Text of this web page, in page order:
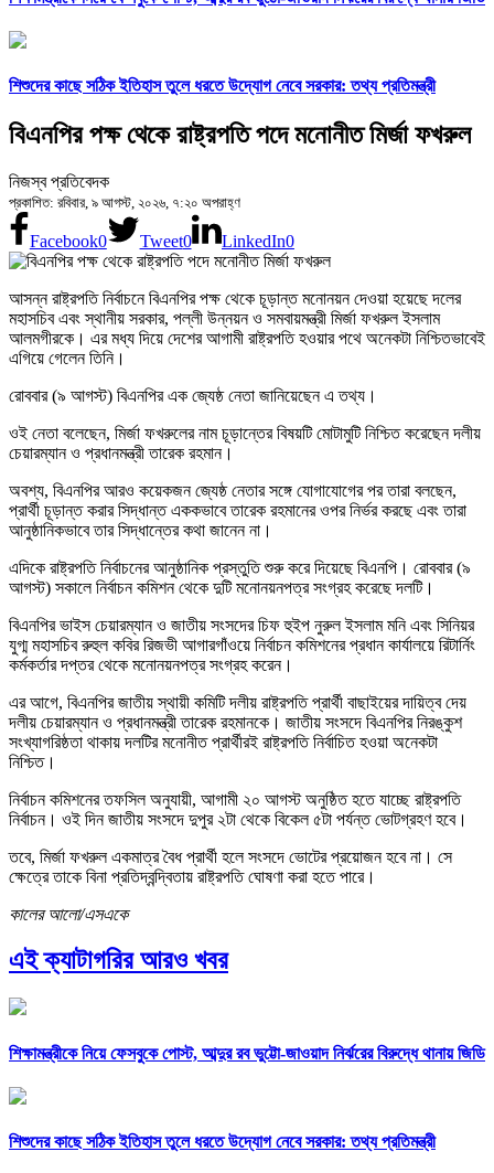
শিশুদের কাছে সঠিক ইতিহাস তুলে ধরতে উদ্যোগ নেবে সরকার: তথ্য প্রতিমন্ত্রী
বিএনপির পক্ষ থেকে রাষ্ট্রপতি পদে মনোনীত মির্জা ফখরুল
নিজস্ব প্রতিবেদক
প্রকাশিত: রবিবার, ৯ আগস্ট, ২০২৬, ৭:২০ অপরাহ্ণ
Facebook0 Tweet0 LinkedIn0
আসন্ন রাষ্ট্রপতি নির্বাচনে বিএনপির পক্ষ থেকে চূড়ান্ত মনোনয়ন দেওয়া হয়েছে দলের
মহাসচিব এবং স্থানীয় সরকার, পল্লী উন্নয়ন ও সমবায়মন্ত্রী মির্জা ফখরুল ইসলাম
আলমগীরকে। এর মধ্য দিয়ে দেশের আগামী রাষ্ট্রপতি হওয়ার পথে অনেকটা নিশ্চিতভাবেই
এগিয়ে গেলেন তিনি।
রোববার (৯ আগস্ট) বিএনপির এক জ্যেষ্ঠ নেতা জানিয়েছেন এ তথ্য।
ওই নেতা বলেছেন, মির্জা ফখরুলের নাম চূড়ান্তের বিষয়টি মোটামুটি নিশ্চিত করেছেন দলীয়
চেয়ারম্যান ও প্রধানমন্ত্রী তারেক রহমান।
অবশ্য, বিএনপির আরও কয়েকজন জ্যেষ্ঠ নেতার সঙ্গে যোগাযোগের পর তারা বলছেন,
প্রার্থী চূড়ান্ত করার সিদ্ধান্ত এককভাবে তারেক রহমানের ওপর নির্ভর করছে এবং তারা
আনুষ্ঠানিকভাবে তার সিদ্ধান্তের কথা জানেন না।
এদিকে রাষ্ট্রপতি নির্বাচনের আনুষ্ঠানিক প্রস্তুতি শুরু করে দিয়েছে বিএনপি। রোববার (৯
আগস্ট) সকালে নির্বাচন কমিশন থেকে দুটি মনোনয়নপত্র সংগ্রহ করেছে দলটি।
বিএনপির ভাইস চেয়ারম্যান ও জাতীয় সংসদের চিফ হুইপ নুরুল ইসলাম মনি এবং সিনিয়র
যুগ্ম মহাসচিব রুহুল কবির রিজভী আগারগাঁওয়ে নির্বাচন কমিশনের প্রধান কার্যালয়ে রিটার্নিং
কর্মকর্তার দপ্তর থেকে মনোনয়নপত্র সংগ্রহ করেন।
এর আগে, বিএনপির জাতীয় স্থায়ী কমিটি দলীয় রাষ্ট্রপতি প্রার্থী বাছাইয়ের দায়িত্ব দেয়
দলীয় চেয়ারম্যান ও প্রধানমন্ত্রী তারেক রহমানকে। জাতীয় সংসদে বিএনপির নিরঙ্কুশ
সংখ্যাগরিষ্ঠতা থাকায় দলটির মনোনীত প্রার্থীরই রাষ্ট্রপতি নির্বাচিত হওয়া অনেকটা
নিশ্চিত।
নির্বাচন কমিশনের তফসিল অনুযায়ী, আগামী ২০ আগস্ট অনুষ্ঠিত হতে যাচ্ছে রাষ্ট্রপতি
নির্বাচন। ওই দিন জাতীয় সংসদে দুপুর ২টা থেকে বিকেল ৫টা পর্যন্ত ভোটগ্রহণ হবে।
তবে, মির্জা ফখরুল একমাত্র বৈধ প্রার্থী হলে সংসদে ভোটের প্রয়োজন হবে না। সে
ক্ষেত্রে তাকে বিনা প্রতিদ্বন্দ্বিতায় রাষ্ট্রপতি ঘোষণা করা হতে পারে।
কালের আলো/এসএকে
এই ক্যাটাগরির আরও খবর
শিক্ষামন্ত্রীকে নিয়ে ফেসবুকে পোস্ট, আব্দুর রব ভুট্টো-জাওয়াদ নির্ঝরের বিরুদ্ধে থানায় জিডি
শিশুদের কাছে সঠিক ইতিহাস তুলে ধরতে উদ্যোগ নেবে সরকার: তথ্য প্রতিমন্ত্রী